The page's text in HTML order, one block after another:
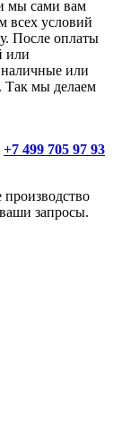
мы сами вам
всех условий
После оплаты
или
или
Так мы делаем
+7 499 705 97 93
запросы.